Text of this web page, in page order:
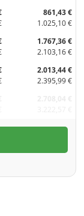
861,43 €
1.025,10 €
1.767,36 €
2.103,16 €
2.013,44 €
2.395,99 €